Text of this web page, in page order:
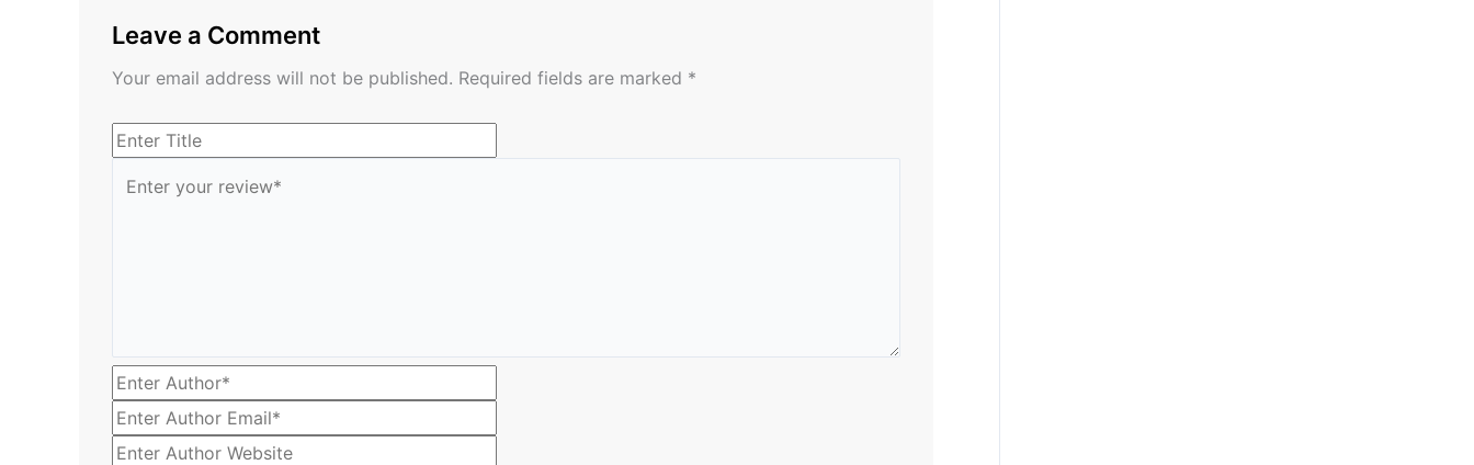
Leave a Comment
Your email address will not be published. Required fields are marked *